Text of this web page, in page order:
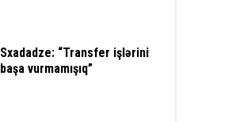
Sxadadze: “Transfer işlərini
başa vurmamışıq”